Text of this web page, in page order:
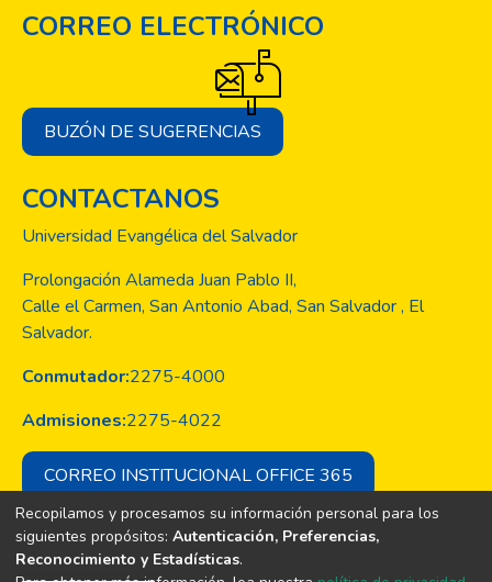
CORREO ELECTRÓNICO
BUZÓN DE SUGERENCIAS
CONTACTANOS
Universidad Evangélica del Salvador
Prolongación Alameda Juan Pablo II,
Calle el Carmen, San Antonio Abad, San Salvador , El
Salvador.
Conmutador:2275-4000
Admisiones:2275-4022
CORREO INSTITUCIONAL OFFICE 365
Copyright © Todos los derechos son
Recopilamos y procesamos su información personal para los
siguientes propósitos: Autenticación, Preferencias,
Reconocimiento y Estadísticas.